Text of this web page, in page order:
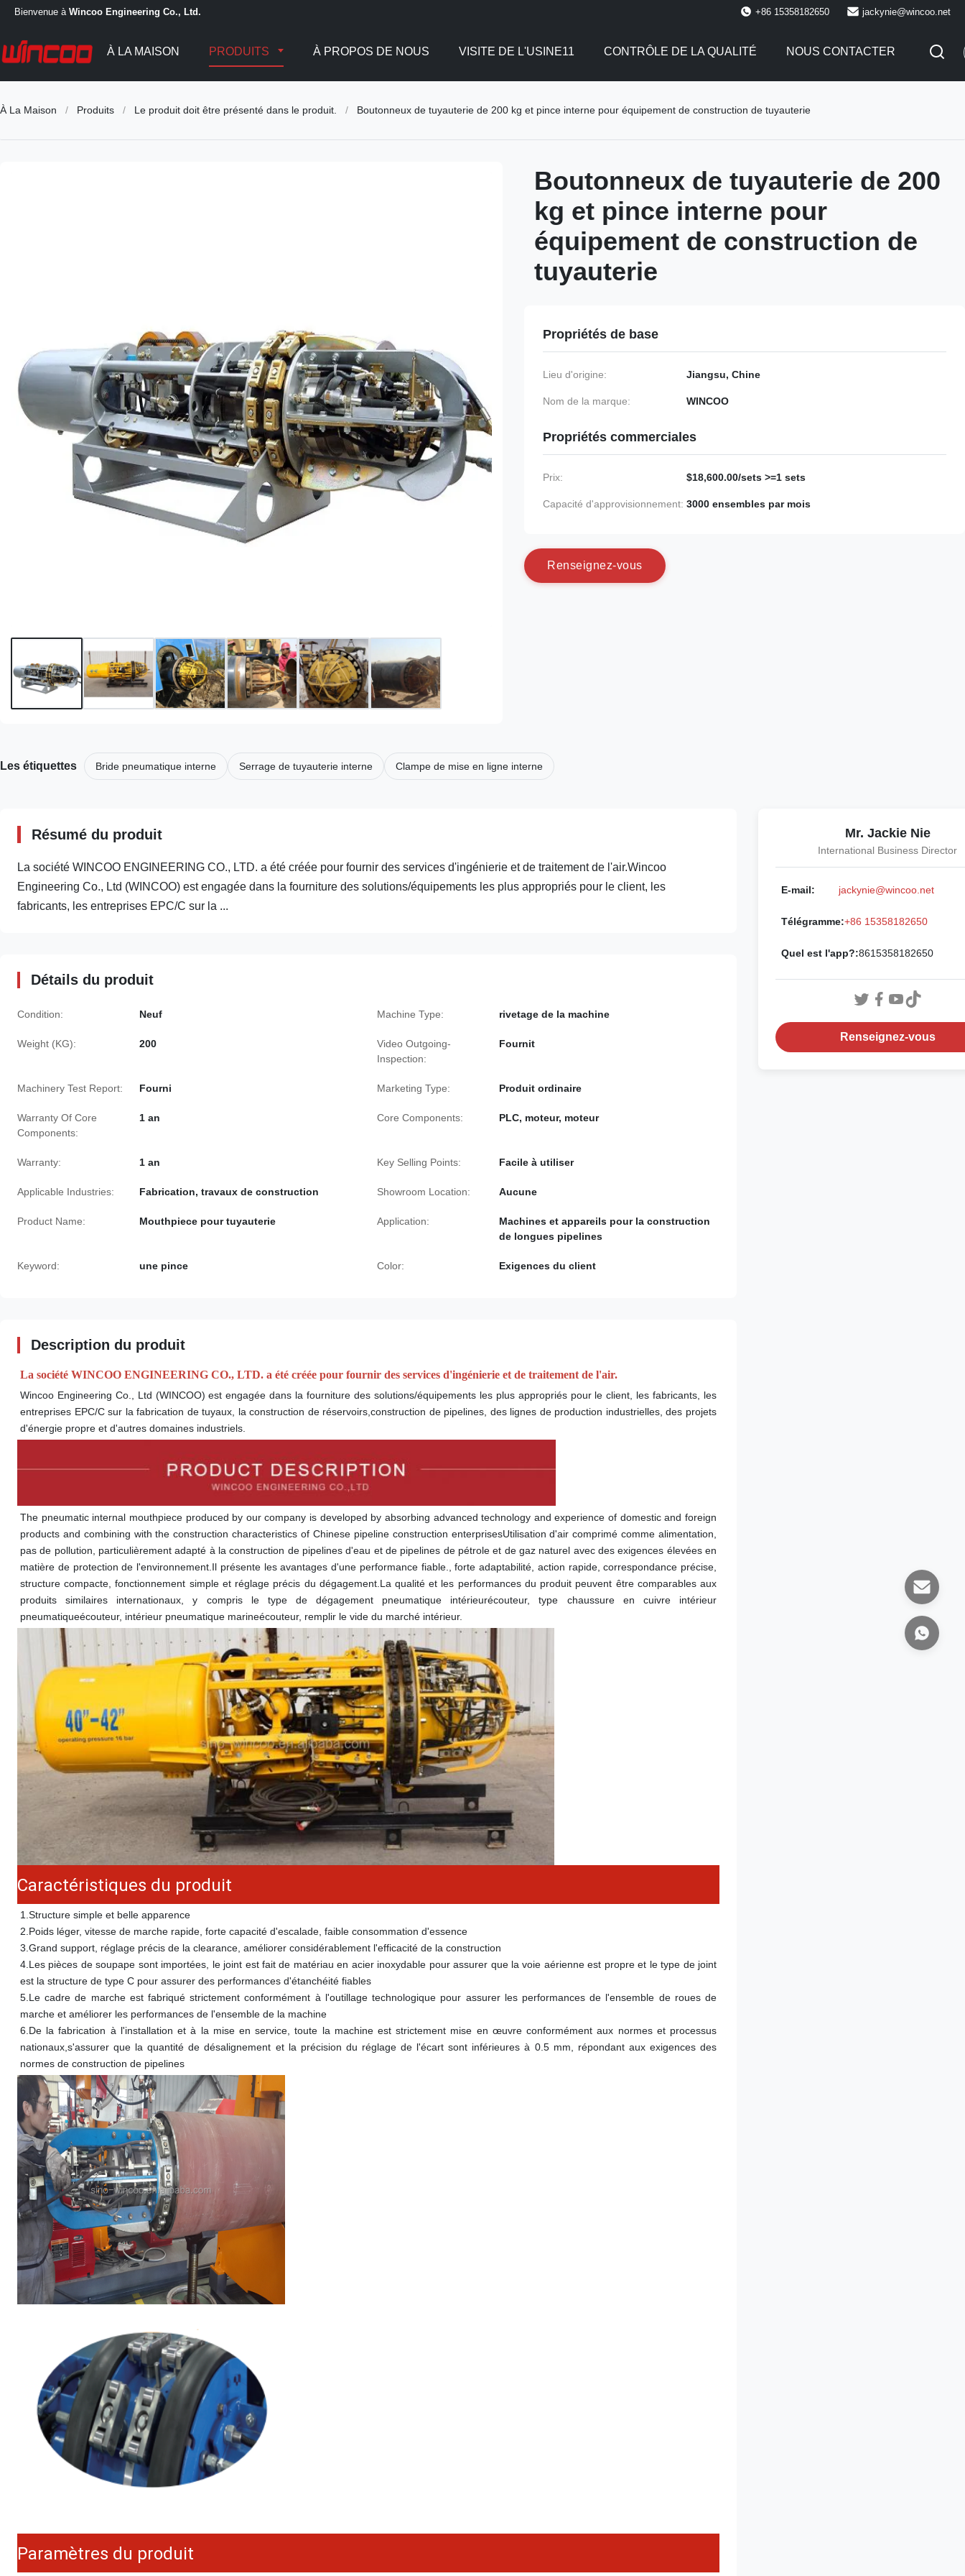
Bienvenue à Wincoo Engineering Co., Ltd. +86 15358182650 jackynie@wincoo.net
À LA MAISON PRODUITS À PROPOS DE NOUS VISITE DE L'USINE11 CONTRÔLE DE LA QUALITÉ NOUS CONTACTER
À La Maison / Produits / Le produit doit être présenté dans le produit. / Boutonneux de tuyauterie de 200 kg et pince interne pour équipement de construction de tuyauterie
Boutonneux de tuyauterie de 200
kg et pince interne pour
équipement de construction de
tuyauterie
Propriétés de base
Lieu d'origine: Jiangsu, Chine
Nom de la marque: WINCOO
Propriétés commerciales
Prix: $18,600.00/sets >=1 sets
Capacité d'approvisionnement: 3000 ensembles par mois
Renseignez-vous
Les étiquettes Bride pneumatique interne Serrage de tuyauterie interne Clampe de mise en ligne interne
Résumé du produit
La société WINCOO ENGINEERING CO., LTD. a été créée pour fournir des services d'ingénierie et de traitement de l'air.Wincoo
Engineering Co., Ltd (WINCOO) est engagée dans la fourniture des solutions/équipements les plus appropriés pour le client, les
fabricants, les entreprises EPC/C sur la ...
Détails du produit
Condition: Neuf Machine Type: rivetage de la machine
Weight (KG): 200
Video Outgoing-
Inspection:
Fournit
Machinery Test Report: Fourni Marketing Type: Produit ordinaire
Warranty Of Core
Components:
1 an Core Components: PLC, moteur, moteur
Warranty: 1 an Key Selling Points: Facile à utiliser
Applicable Industries: Fabrication, travaux de construction Showroom Location: Aucune
Product Name: Mouthpiece pour tuyauterie Application:
Machines et appareils pour la construction
de longues pipelines
Keyword: une pince Color: Exigences du client
Description du produit
La société WINCOO ENGINEERING CO., LTD. a été créée pour fournir des services d'ingénierie et de traitement de l'air.
Wincoo Engineering Co., Ltd (WINCOO) est engagée dans la fourniture des solutions/équipements les plus appropriés pour le client, les fabricants, les
entreprises EPC/C sur la fabrication de tuyaux, la construction de réservoirs,construction de pipelines, des lignes de production industrielles, des projets
d'énergie propre et d'autres domaines industriels.
The pneumatic internal mouthpiece produced by our company is developed by absorbing advanced technology and experience of domestic and foreign
products and combining with the construction characteristics of Chinese pipeline construction enterprisesUtilisation d'air comprimé comme alimentation,
pas de pollution, particulièrement adapté à la construction de pipelines d'eau et de pipelines de pétrole et de gaz naturel avec des exigences élevées en
matière de protection de l'environnement.Il présente les avantages d'une performance fiable., forte adaptabilité, action rapide, correspondance précise,
structure compacte, fonctionnement simple et réglage précis du dégagement.La qualité et les performances du produit peuvent être comparables aux
produits similaires internationaux, y compris le type de dégagement pneumatique intérieurécouteur, type chaussure en cuivre intérieur
pneumatiqueécouteur, intérieur pneumatique marineécouteur, remplir le vide du marché intérieur.
Caractéristiques du produit
1. Structure simple et belle apparence
2. Poids léger, vitesse de marche rapide, forte capacité d'escalade, faible consommation d'essence
3. Grand support, réglage précis de la clearance, améliorer considérablement l'efficacité de la construction
4. Les pièces de soupape sont importées, le joint est fait de matériau en acier inoxydable pour assurer que la voie aérienne est propre et le type de joint
est la structure de type C pour assurer des performances d'étanchéité fiables
5. Le cadre de marche est fabriqué strictement conformément à l'outillage technologique pour assurer les performances de l'ensemble de roues de
marche et améliorer les performances de l'ensemble de la machine
6. De la fabrication à l'installation et à la mise en service, toute la machine est strictement mise en œuvre conformément aux normes et processus
nationaux,s'assurer que la quantité de désalignement et la précision du réglage de l'écart sont inférieures à 0.5 mm, répondant aux exigences des
normes de construction de pipelines
Paramètres du produit
Mr. Jackie Nie
International Business Director
E-mail: jackynie@wincoo.net
Télégramme:+86 15358182650
Quel est l'app?:8615358182650
Renseignez-vous